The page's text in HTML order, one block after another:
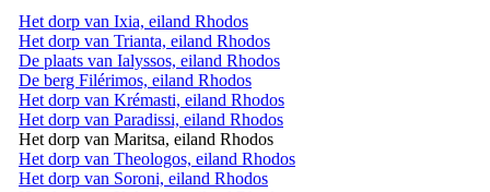
Het dorp van Ixia, eiland Rhodos
Het dorp van Trianta, eiland Rhodos
De plaats van Ialyssos, eiland Rhodos
De berg Filérimos, eiland Rhodos
Het dorp van Krémasti, eiland Rhodos
Het dorp van Paradissi, eiland Rhodos
Het dorp van Maritsa, eiland Rhodos
Het dorp van Theologos, eiland Rhodos
Het dorp van Soroni, eiland Rhodos